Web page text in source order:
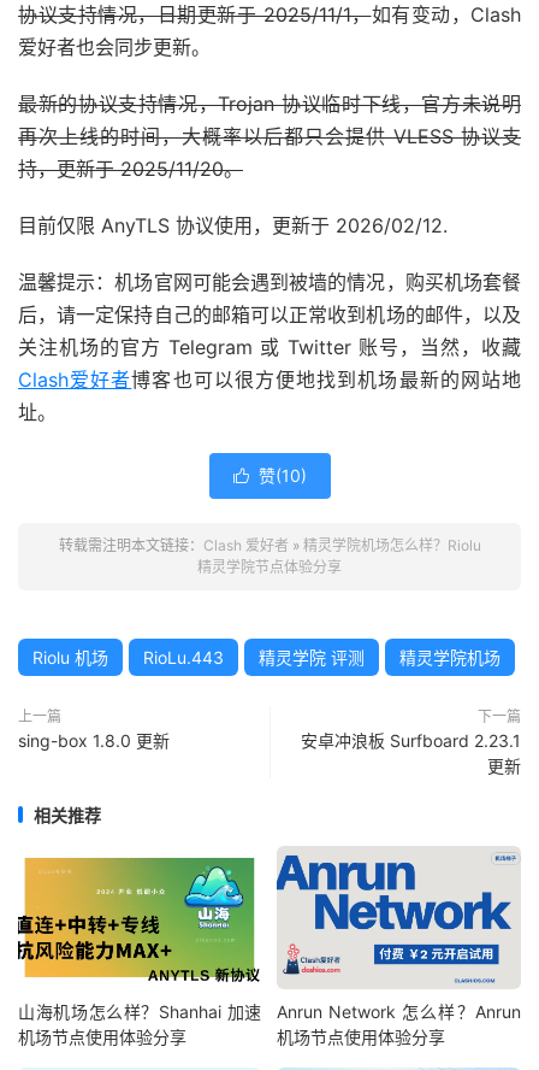
协议支持情况，日期更新于 2025/11/1，如有变动，Clash
爱好者也会同步更新。
最新的协议支持情况，Trojan 协议临时下线，官方未说明
再次上线的时间，大概率以后都只会提供 VLESS 协议支
持，更新于 2025/11/20。
目前仅限 AnyTLS 协议使用，更新于 2026/02/12.
温馨提示：机场官网可能会遇到被墙的情况，购买机场套餐
后，请一定保持自己的邮箱可以正常收到机场的邮件，以及
关注机场的官方 Telegram 或 Twitter 账号，当然，收藏
Clash爱好者博客也可以很方便地找到机场最新的网站地
址。
 赞(10)
转载需注明本文链接： Clash 爱好者 » 精灵学院机场怎么样？Riolu
精灵学院节点体验分享
Riolu 机场 RioLu.443 精灵学院 评测 精灵学院机场
上一篇
sing-box 1.8.0 更新
下一篇
安卓冲浪板 Surfboard 2.23.1
更新
相关推荐
山海机场怎么样？Shanhai 加速
机场节点使用体验分享
Anrun Network 怎么样？Anrun
机场节点使用体验分享